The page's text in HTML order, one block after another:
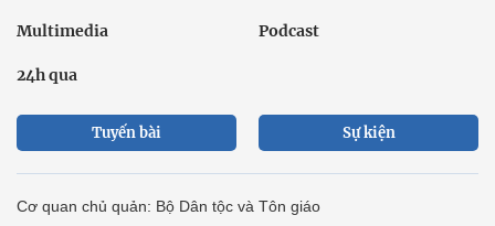
Multimedia Podcast
24h qua
Tuyến bài Sự kiện
Cơ quan chủ quản: Bộ Dân tộc và Tôn giáo